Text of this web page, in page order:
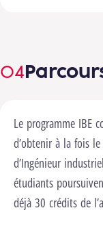
Le programme IBE
d’obtenir à la fois
d’Ingénieur
étudiants
déjà 30 crédits de